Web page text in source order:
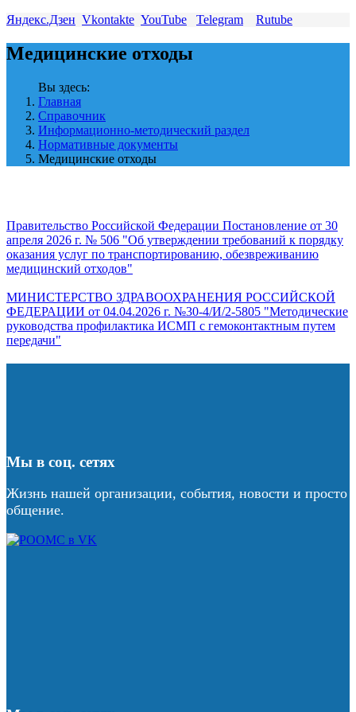
Яндекс.Дзен Vkontakte YouTube Telegram Rutube
Медицинские отходы
Вы здесь:
Главная
Справочник
Информационно-методический раздел
Нормативные документы
Медицинские отходы
Правительство Российской Федерации Постановление от 30
апреля 2026 г. № 506 "Об утверждении требований к порядку
оказания услуг по транспортированию, обезвреживанию
медицинский отходов"
МИНИСТЕРСТВО ЗДРАВООХРАНЕНИЯ РОССИЙСКОЙ
ФЕДЕРАЦИИ от 04.04.2026 г. №30-4/И/2-5805 "Методические
руководства профилактика ИСМП с гемоконтактным путем
передачи"
Мы в соц. сетях
Жизнь нашей организации, события, новости и просто
общение.